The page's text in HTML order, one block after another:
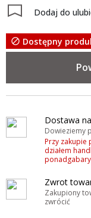
Dodaj do
 Dostępny
Dostawa
Dowieziemy
Przy zakupie
działem
Zwrot
Zakupiony
zwrócić